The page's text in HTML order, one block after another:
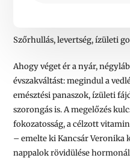
Szőrhullás, levertség, ízületi
Ahogy véget ér a nyár,
évszakváltást: megindul a
emésztési panaszok, ízületi
szorongás is. A megelőzés
fokozatosság, a célzott
– emelte ki Kancsár Veronika
nappalok rövidülése